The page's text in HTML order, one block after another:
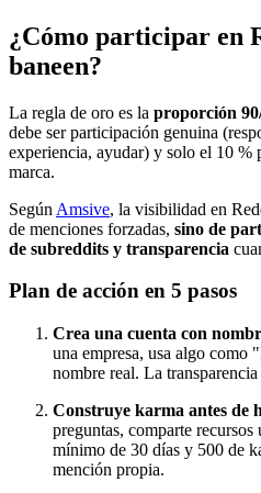
¿Cómo participar en
baneen?
La regla de oro es la proporción
debe ser participación genuina
experiencia, ayudar) y solo el 10 %
marca.
Según Amsive, la visibilidad en
de menciones forzadas, sino de
de subreddits y transparencia
Plan de acción en 5 pasos
Crea una cuenta con
una empresa, usa algo como
nombre real. La
Construye karma antes de
preguntas, comparte
mínimo de 30 días y 500 de
mención propia.